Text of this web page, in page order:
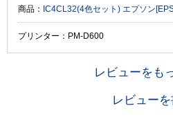
商品： IC4CL32(4色セット) エプソン
プリンター：PM-D600
レビューをも
レビューを